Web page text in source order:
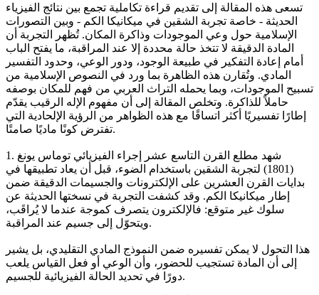
تسعى هذه المقالة إلى تقديم قراءة تكاملية تجمع بين نتائج الفيزياء
الحديثة - خاصة تجربة الشقين في ميكانيكا الكم - وبين التصورات
الإسلامية حول وعي الموجودات وذاكرة المكان. تُظهر التجربة أن
المادة الدقيقة لا تتخذ حالة محددة إلا عند المراقبة، ما يفتح الباب
أمام إعادة التفكير في طبيعة الوجود، ودور الوعي، وحدود التفسير
المادي. وتُقارن هذه الظاهرة بما ورد في النصوص الإسلامية من
تسبيح الموجودات، وبما يحمله التراث العربي من فهم للمكان بوصفه
حاملاً للذاكرة. وتخلص المقالة إلى أن مفهوم الإله الرقيب يقدّم
إطارًا تفسيريًا أكثر اتساقًا مع هذه الظواهر من الرؤية الإلحادية التي
تفترض كونًا ماديًا صامتًا.
1. شهد مطلع القرن التاسع عشر إجراء الفيزيائي توماس يونغ
(1801) لتجربة الشقين باستخدام الضوء، قبل أن يعاد تطبيقها في
بدايات القرن العشرين على الإلكترونات والجسيمات الدقيقة ضمن
إطار ميكانيكا الكم. وقد كشفت التجربة في نسختها الحديثة عن
سلوك غير متوقع: فالإلكترون يتصرف كموجة عندما لا يُراقَب،
ويتحوّل إلى جسيم عند المراقبة.
هذا التحول لا يمكن تفسيره ضمن النموذج المادي التقليدي، بل يشير
إلى أن المادة تستجيب للحضور، وأن الوعي أو فعل القياس يلعب
دورًا في تحديد الحالة الفيزيائية للجسيم.